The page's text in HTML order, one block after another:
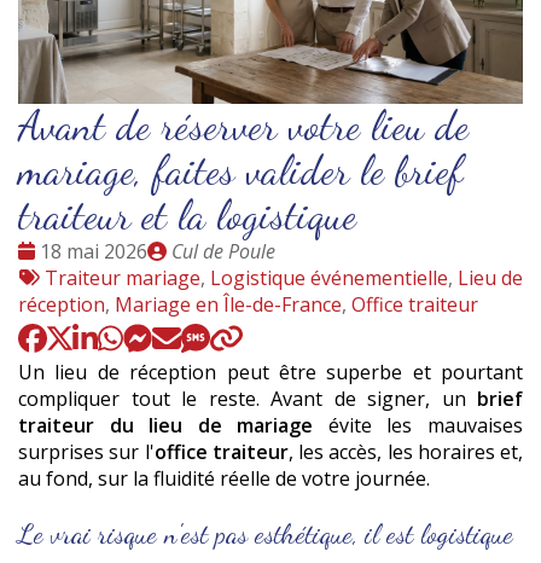
Avant de réserver votre lieu de
mariage, faites valider le brief
traiteur et la logistique
Date
:
18 mai 2026
Publié
par
Cul de Poule
Tags
:
Traiteur mariage, Logistique événementielle, Lieu de
réception, Mariage en Île-de-France, Office traiteur
Un lieu de réception peut être superbe et pourtant
compliquer tout le reste. Avant de signer, un brief
traiteur du lieu de mariage évite les mauvaises
surprises sur l'office traiteur, les accès, les horaires et,
au fond, sur la fluidité réelle de votre journée.
Le vrai risque n'est pas esthétique, il est logistique